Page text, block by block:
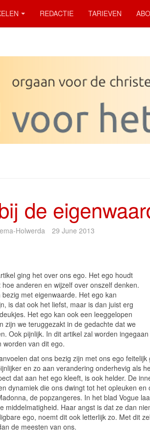
REDACTIE TARIEVEN
de
Holwerda 29 June 2013
ging het over ons ego. Het ego houdt
anderen en wijzelf over onszelf denken.
bezig met eigenwaarde. Het ego kan
is dat ook het liefst, maar is dan juist erg
Het ego kan ook een leeggelopen
zijn we teruggezakt in de gedachte dat we
Ook pijnlijk. In dit artikel zal worden
worden van dit ego.
dat ons bezig zijn met ons ego
en zo aan verandering onderhevig als
dat aan het ego kleeft, is ook helder. De
dynamiek die ons dwingt tot het opleuken en
de popzangeres. In het blad Vogue
middelmatigheid. Haar angst is dat ze dan
ego, noemt dit ook letterlijk zo. Met dit
de meesten van ons.